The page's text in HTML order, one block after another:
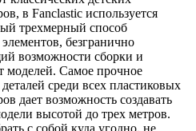
в Fanclastic используется
трехмерный способ
безгранично
возможности сборки и
моделей. Самое прочное
среди всех пластиковых
дает возможность создавать
высотой до трех метров.